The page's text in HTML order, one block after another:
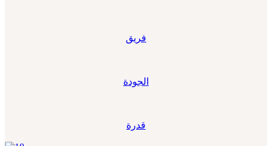
فريق
الجودة
قدرة